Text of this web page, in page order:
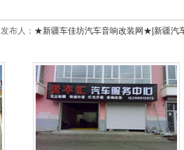
发布人： ★新疆车佳坊汽车音响改装网★|新疆汽